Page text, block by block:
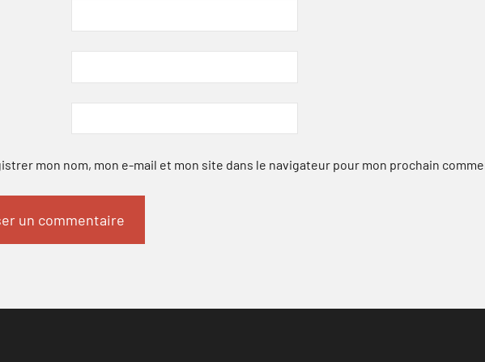
mon nom, mon e-mail et mon site dans le navigateur pour mon prochain